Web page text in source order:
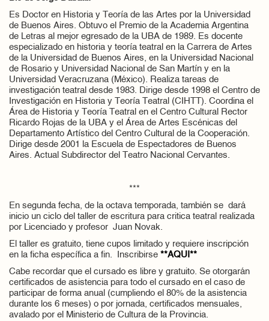
Es Doctor en Historia y Teoría de las Artes por la Universidad
de Buenos Aires. Obtuvo el Premio de la Academia Argentina
de Letras al mejor egresado de la UBA de 1989. Es docente
especializado en historia y teoría teatral en la Carrera de Artes
de la Universidad de Buenos Aires, en la Universidad Nacional
de Rosario y Universidad Nacional de San Martín y en la
Universidad Veracruzana (México). Realiza tareas de
investigación teatral desde 1983. Dirige desde 1998 el Centro de
Investigación en Historia y Teoría Teatral (CIHTT). Coordina el
Área de Historia y Teoría Teatral en el Centro Cultural Rector
Ricardo Rojas de la UBA y el Área de Artes Escénicas del
Departamento Artístico del Centro Cultural de la Cooperación.
Dirige desde 2001 la Escuela de Espectadores de Buenos
Aires. Actual Subdirector del Teatro Nacional Cervantes.
***
En segunda fecha, de la octava temporada, también se dará
inicio un ciclo del taller de escritura para critica teatral realizada
por Licenciado y profesor Juan Novak.
El taller es gratuito, tiene cupos limitado y requiere inscripción
en la ficha específica a fin. Inscribirse **AQUI**
Cabe recordar que el cursado es libre y gratuito. Se otorgarán
certificados de asistencia para todo el cursado en el caso de
participar de forma anual (cumpliendo el 80% de la asistencia
durante los 6 meses) o por jornada, certificados mensuales,
avalado por el Ministerio de Cultura de la Provincia.